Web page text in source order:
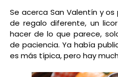
Se acerca San Valentín y
de regalo diferente, un
hacer de lo que parece,
de paciencia. Ya había
es más típica, pero hay